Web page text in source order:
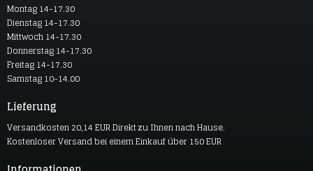
Montag 14-17.30
Dienstag 14-17.30
Mittwoch 14-17.30
Donnerstag 14-17.30
Freitag 14-17.30
Samstag 10-14.00
Lieferung
Versandkosten 20,14 EUR Direkt zu Ihnen nach Hause.
Kostenloser Versand bei einem Einkauf über 150 EUR